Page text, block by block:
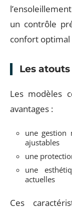
un contrôle
confort optimal
Les
Les modèles
avantages :
une gestion
ajustables
une
une
actuelles
Ces